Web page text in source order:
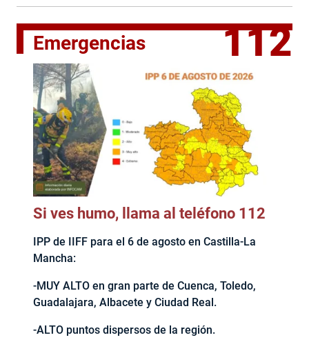
Emergencias 112
Si ves humo, llama al teléfono 112
IPP de IIFF para el 6 de agosto en Castilla-La
Mancha:
-MUY ALTO en gran parte de Cuenca, Toledo,
Guadalajara, Albacete y Ciudad Real.
-ALTO puntos dispersos de la región.